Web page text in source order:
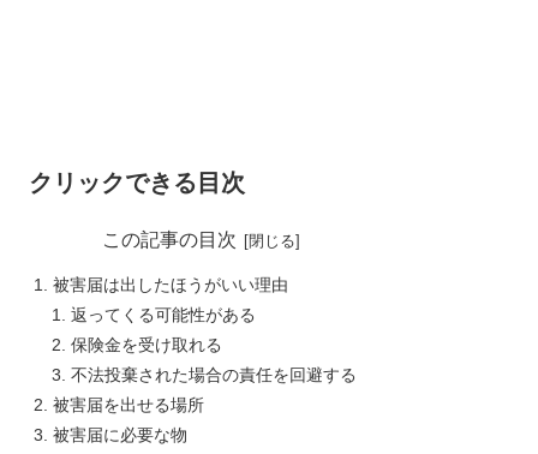
クリックできる目次
この記事の目次
被害届は出したほうがいい理由
返ってくる可能性がある
保険金を受け取れる
不法投棄された場合の責任を回避する
被害届を出せる場所
被害届に必要な物